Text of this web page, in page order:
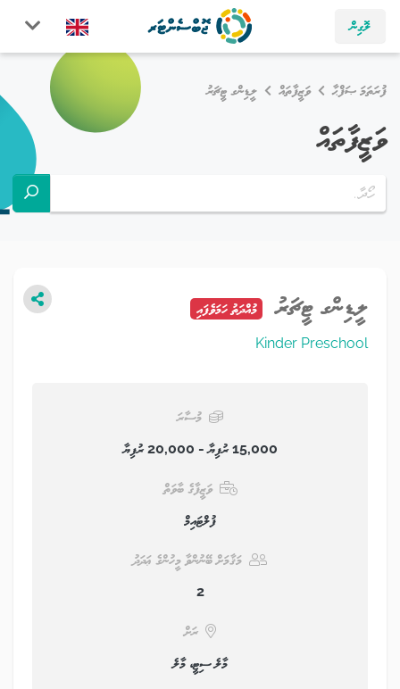
ލޮގިން
ފުރަތަމަ ޞަފްޙާ ވަޒީފާތައް ލީޑިންގ ޓީޗަރު
ވަޒީފާތައް
ލީޑިންގ ޓީޗަރު މުއްދަތު ހަމަވެފައި
Kinder Preschool
މުސާރަ
15,000 ރުފިޔާ - 20,000 ރުފިޔާ
ވަޒީފާގެ ބާވަތް
ފުލްޓައިމް
މަޤާމަށް ބޭނުންވާ މީހުންގެ ޢަދަދު
2
ރަށް
މާލެ ސިޓީ، މާލެ